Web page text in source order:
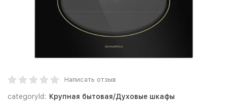
Написать отзыв
categoryId: Крупная бытовая/Духовые шкафы